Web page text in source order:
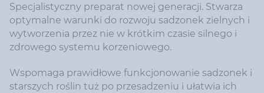
Specjalistyczny preparat nowej generacji. Stwarza
optymalne warunki do rozwoju sadzonek zielnych i
wytworzenia przez nie w krótkim czasie silnego i
zdrowego systemu korzeniowego.
Wspomaga prawidłowe funkcjonowanie sadzonek i
starszych roślin tuż po przesadzeniu i ułatwia ich